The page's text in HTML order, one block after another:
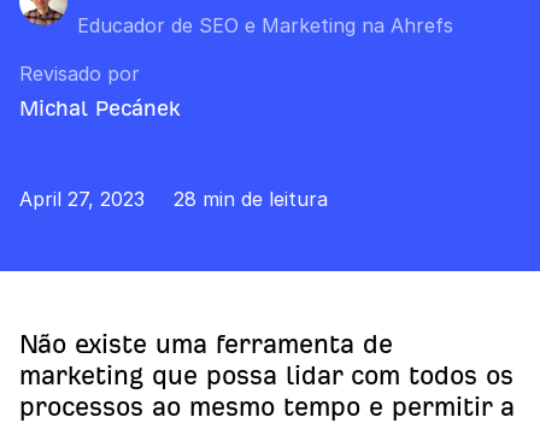
Educador de SEO e Marketing na Ahrefs
Revisado por
Michal Pecánek
April 27, 2023 28 min de leitura
Não existe uma ferramenta de
marketing que possa lidar com todos os
processos ao mesmo tempo e permitir a